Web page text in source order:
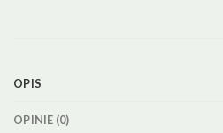
OPIS
OPINIE (0)